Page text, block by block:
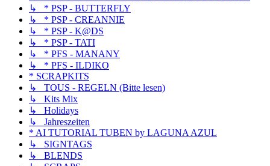
↳ * PSP - BUTTERFLY
↳ * PSP - CREANNIE
↳ * PSP - K@DS
↳ * PSP - TATI
↳ * PFS - MANANY
↳ * PFS - ILDIKO
* SCRAPKITS
↳ TOUS - REGELN (Bitte lesen)
↳ Kits Mix
↳ Holidays
↳ Jahreszeiten
* AI TUTORIAL TUBEN by LAGUNA AZUL
↳ SIGNTAGS
↳ BLENDS